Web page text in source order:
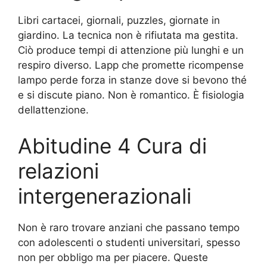
Libri cartacei, giornali, puzzles, giornate in
giardino. La tecnica non è rifiutata ma gestita.
Ciò produce tempi di attenzione più lunghi e un
respiro diverso. Lapp che promette ricompense
lampo perde forza in stanze dove si bevono thé
e si discute piano. Non è romantico. È fisiologia
dellattenzione.
Abitudine 4 Cura di
relazioni
intergenerazionali
Non è raro trovare anziani che passano tempo
con adolescenti o studenti universitari, spesso
non per obbligo ma per piacere. Queste